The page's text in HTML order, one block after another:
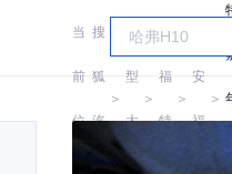
当
前
位
搜
狐
汽
车
＞
车
型
大
全
＞
福
特
＞
安
福
＞